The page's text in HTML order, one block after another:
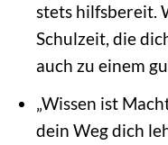
stets hilfsbereit.
Schulzeit, die
auch zu einem
„Wissen ist
dein Weg dich